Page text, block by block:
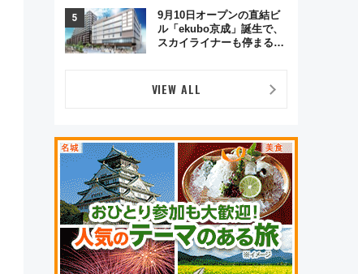
弾」も
9月10日オープンの直結ビ
ル「ekubo京成」誕生で、
スカイライナーも停まる巨
公開！
VIEW ALL